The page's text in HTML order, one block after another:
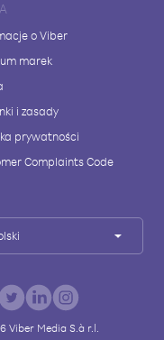
o Viber
marek
i zasady
prywatności
Complaints Code
Viber Media S.à r.l.